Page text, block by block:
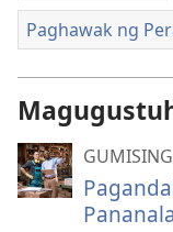
Paghawak ng